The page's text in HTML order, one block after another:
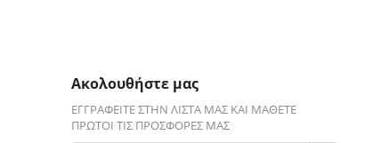
Ακολουθήστε μας
ΕΓΓΡΑΦΕΊΤΕ ΣΤΗΝ ΛΊΣΤΑ ΜΑΣ ΚΑΙ ΜΆΘΕΤΕ
ΠΡΏΤΟΙ ΤΙΣ ΠΡΟΣΦΟΡΈΣ ΜΑΣ